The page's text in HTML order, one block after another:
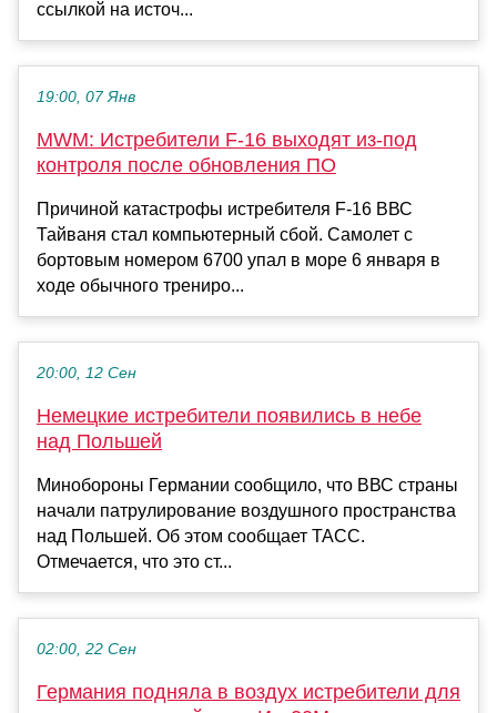
ссылкой на источ...
19:00, 07 Янв
MWM: Истребители F-16 выходят из-под
контроля после обновления ПО
Причиной катастрофы истребителя F-16 ВВС
Тайваня стал компьютерный сбой. Самолет c
бортовым номером 6700 упал в море 6 января в
ходе обычного трениро...
20:00, 12 Сен
Немецкие истребители появились в небе
над Польшей
Минобороны Германии сообщило, что ВВС страны
начали патрулирование воздушного пространства
над Польшей. Об этом сообщает ТАСС.
Отмечается, что это ст...
02:00, 22 Сен
Германия подняла в воздух истребители для